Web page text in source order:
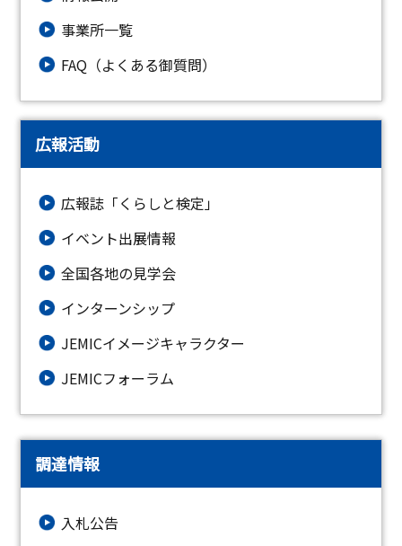
事業所一覧
FAQ（よくある御質問）
広報活動
広報誌「くらしと検定」
イベント出展情報
全国各地の見学会
インターンシップ
JEMICイメージキャラクター
JEMICフォーラム
調達情報
入札公告